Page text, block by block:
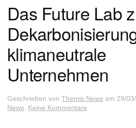
Das Future Lab
klimaneutrale
Unternehmen
Geschrieben von Themis News am 29/
News. Keine Kommentare